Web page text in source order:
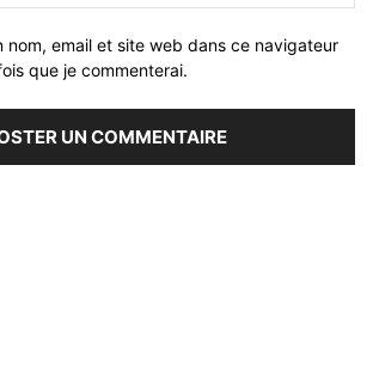
nom, email et site web dans ce navigateur
que je commenterai.